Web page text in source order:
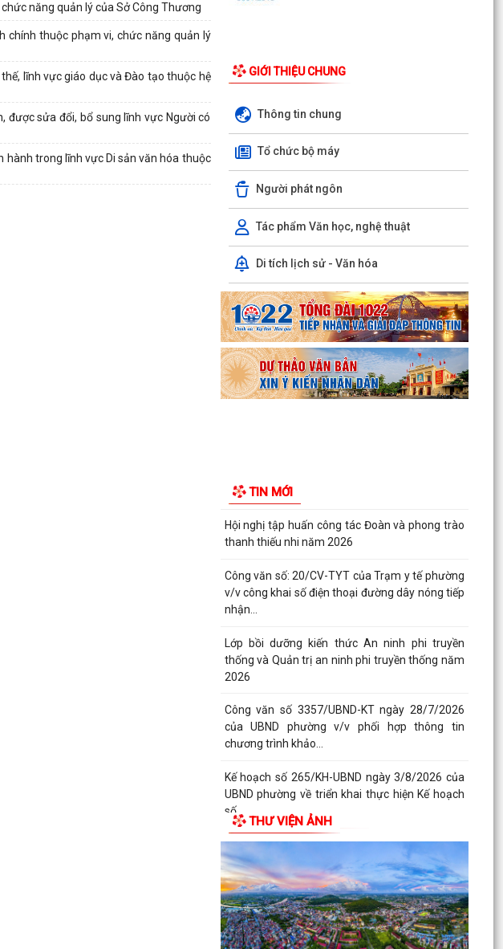
năng quản lý của Sở Công Thương
chính thuộc phạm vi, chức năng quản lý
lĩnh vực giáo dục và Đào tạo thuộc hệ
được sửa đổi, bổ sung lĩnh vực Người có
hành trong lĩnh vực Di sản văn hóa thuộc
GIỚI THIỆU CHUNG
Thông tin chung
Tổ chức bộ máy
Người phát ngôn
Tác phẩm Văn học, nghệ thuật
Di tích lịch sử - Văn hóa
TIN MỚI
UBND phường triển khai công tác khám sức
khoẻ định kỳ, khám sàng lọc miễn phí cho người
Ban đại diện Hội đồng quản trị Ngân hàng Chính
sách xã hội phường Kiến An tổ chức phiên họp
giao...
TỪ NGÀY 08/8/2026: NHIỀU THỦ TỤC HÀNH
CHÍNH TRỰC TUYẾN TẠI THÀNH PHỐ HẢI
PHÒNG ĐƯỢC THU PHÍ, LỆ PHÍ...
thành phố...
Hội nghị tập huấn công tác Đoàn và phong trào
thanh thiếu nhi năm 2026
Công văn số: 20/CV-TYT của Trạm y tế phường
v/v công khai số điện thoại đường dây nóng tiếp
nhận...
Lớp bồi dưỡng kiến thức An ninh phi truyền
thống và Quản trị an ninh phi truyền thống năm
2026
Công văn số 3357/UBND-KT ngày 28/7/2026
của UBND phường v/v phối hợp thông tin
chương trình khảo...
Kế hoạch số 265/KH-UBND ngày 3/8/2026 của
UBND phường về triển khai thực hiện Kế hoạch
số...
UBND phường làm việc với các hộ dân đang sử
dụng đất của UBND phường tại tổ dân phố Lãm
Khê (giáp...
PHƯỜNG KIẾN AN THAM DỰ HỘI NGHỊ TRỰC
TUYẾN THÀNH PHỐ VỀ TIẾN ĐỘ ĐO ĐẠC, LẬP
BẢN ĐỒ ĐỊA CHÍNH, LẬP...
THƯ VIỆN ẢNH